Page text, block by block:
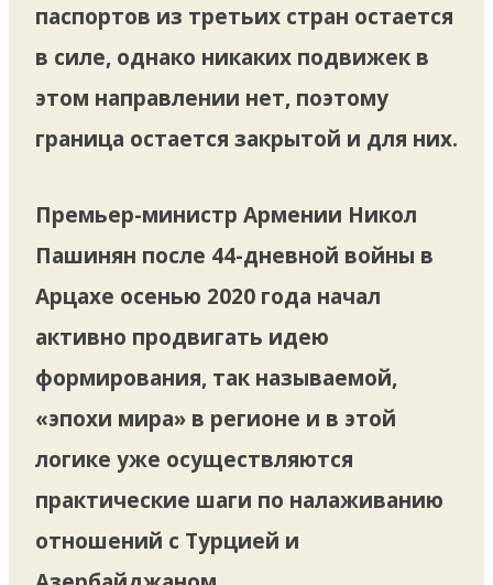
паспортов из третьих стран остается
в силе, однако никаких подвижек в
этом направлении нет, поэтому
граница остается закрытой и для них.
Премьер-министр Армении Никол
Пашинян после 44-дневной войны в
Арцахе осенью 2020 года начал
активно продвигать идею
формирования, так называемой,
«эпохи мира» в регионе и в этой
логике уже осуществляются
практические шаги по налаживанию
отношений с Турцией и